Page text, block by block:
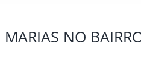
MARIAS NO